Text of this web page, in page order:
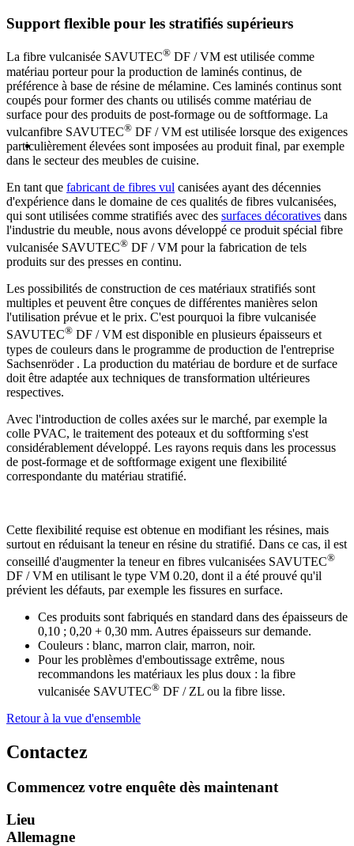
Support flexible pour les stratifiés supérieurs
La fibre vulcanisée SAVUTEC® DF / VM est utilisée comme
matériau porteur pour la production de laminés continus, de
préférence à base de résine de mélamine. Ces laminés continus sont
coupés pour former des chants ou utilisés comme matériau de
surface pour des produits de post-formage ou de softformage. La
vulcanfibre SAVUTEC® DF / VM est utilisée lorsque des exigences
particulièrement élevées sont imposées au produit final, par exemple
dans le secteur des meubles de cuisine.
En tant que fabricant de fibres vul canisées ayant des décennies
d'expérience dans le domaine de ces qualités de fibres vulcanisées,
qui sont utilisées comme stratifiés avec des surfaces décoratives dans
l'industrie du meuble, nous avons développé ce produit spécial fibre
vulcanisée SAVUTEC® DF / VM pour la fabrication de tels
produits sur des presses en continu.
Les possibilités de construction de ces matériaux stratifiés sont
multiples et peuvent être conçues de différentes manières selon
l'utilisation prévue et le prix. C'est pourquoi la fibre vulcanisée
SAVUTEC® DF / VM est disponible en plusieurs épaisseurs et
types de couleurs dans le programme de production de l'entreprise
Sachsenröder . La production du matériau de bordure et de surface
doit être adaptée aux techniques de transformation ultérieures
respectives.
Avec l'introduction de colles axées sur le marché, par exemple la
colle PVAC, le traitement des poteaux et du softforming s'est
considérablement développé. Les rayons requis dans les processus
de post-formage et de softformage exigent une flexibilité
correspondante du matériau stratifié.
Cette flexibilité requise est obtenue en modifiant les résines, mais
surtout en réduisant la teneur en résine du stratifié. Dans ce cas, il est
conseillé d'augmenter la teneur en fibres vulcanisées SAVUTEC®
DF / VM en utilisant le type VM 0.20, dont il a été prouvé qu'il
prévient les défauts, par exemple les fissures en surface.
Ces produits sont fabriqués en standard dans des épaisseurs de
0,10 ; 0,20 + 0,30 mm. Autres épaisseurs sur demande.
Couleurs : blanc, marron clair, marron, noir.
Pour les problèmes d'emboutissage extrême, nous
recommandons les matériaux les plus doux : la fibre
vulcanisée SAVUTEC® DF / ZL ou la fibre lisse.
Retour à la vue d'ensemble
Contactez
Commencez votre enquête dès maintenant
Lieu
Allemagne